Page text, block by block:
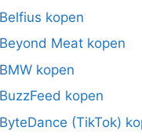
kopen
Meat kopen
kopen
kopen
(TikTok)